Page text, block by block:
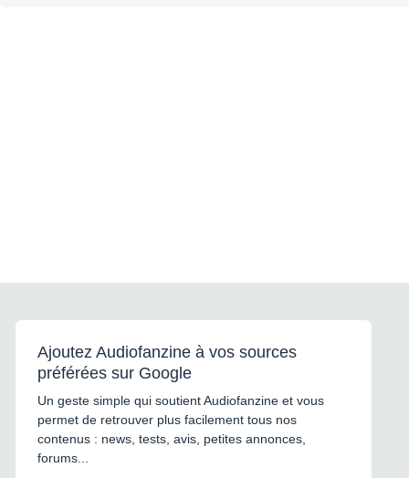
Ajoutez Audiofanzine à vos sources
préférées sur Google
Un geste simple qui soutient Audiofanzine et vous
permet de retrouver plus facilement tous nos
contenus : news, tests, avis, petites annonces,
forums...